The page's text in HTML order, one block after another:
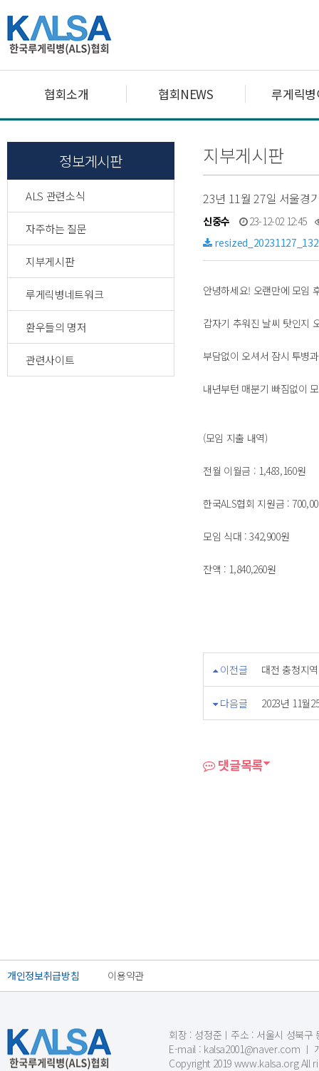
협회소개 협회NEWS 루게릭
정보게시판
ALS 관련소식
자주하는 질문
지부게시판
루게릭병네트워크
환우들의 명저
관련사이트
지부게시판
23년 11월 27일 서울경
신중수
23-12-02 12:45
안녕하세요! 오랜만에 모임
갑자기 추워진 날씨 탓인지
부담없이 오셔서 잠시 투병
내년부턴 매분기 빠짐없이
(모임 지출 내역)
전월 이월금 : 1,483,160원
한국ALS협회 지원금 :
모임 식대 : 342,900원
잔액 : 1,840,260원
이전글 대전 충청지
다음글 2023년 11월
댓글목록
개인정보취급방침 이용약관
회장 : 성정준ㅣ주소 : 서울시 성북구
E-mail : kalsa2001@naver.com ㅣ
Copyright 2019 www.kalsa.org All